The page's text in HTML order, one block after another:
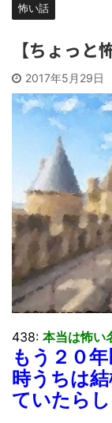
怖い話
【ちょっ
2017年5月29日
438: 本当は怖い
もう２０
時うちは
ていたらし